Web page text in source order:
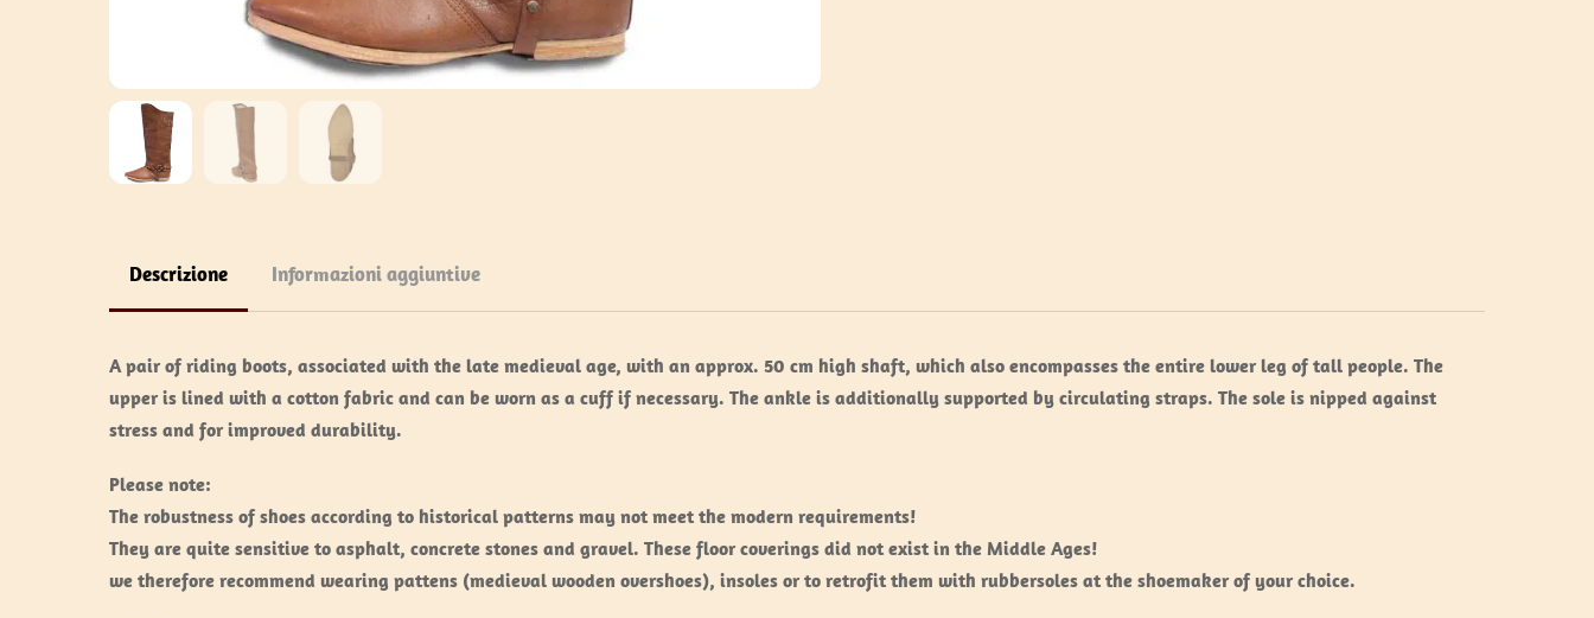
Descrizione Informazioni aggiuntive
A pair of riding boots, associated with the late medieval age, with an approx. 50 cm high shaft, which also encompasses the entire lower leg of tall people. The
upper is lined with a cotton fabric and can be worn as a cuff if necessary. The ankle is additionally supported by circulating straps. The sole is nipped against
stress and for improved durability.
Please note:
The robustness of shoes according to historical patterns may not meet the modern requirements!
They are quite sensitive to asphalt, concrete stones and gravel. These floor coverings did not exist in the Middle Ages!
we therefore recommend wearing pattens (medieval wooden overshoes), insoles or to retrofit them with rubbersoles at the shoemaker of your choice.